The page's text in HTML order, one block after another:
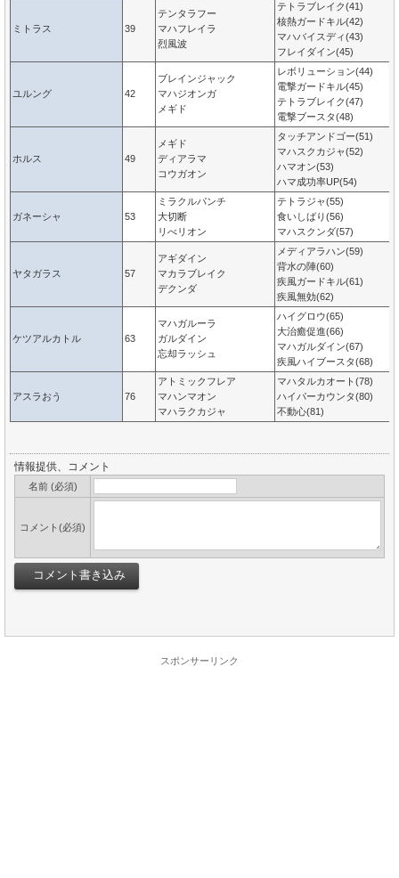
ミトラス 39
テンタラフー
マハフレイラ
烈風波
テトラブレイク(41)
核熱ガードキル(42)
マハバイスディ(43)
フレイダイン(45)
ユルング 42
ブレインジャック
マハジオンガ
メギド
レボリューション(44)
電撃ガードキル(45)
テトラブレイク(47)
電撃ブースタ(48)
ホルス 49
メギド
ディアラマ
コウガオン
タッチアンドゴー(51)
マハスクカジャ(52)
ハマオン(53)
ハマ成功率UP(54)
ガネーシャ 53
ミラクルパンチ
大切断
リべリオン
テトラジャ(55)
食いしばり(56)
マハスクンダ(57)
ヤタガラス 57
アギダイン
マカラブレイク
デクンダ
メディアラハン(59)
背水の陣(60)
疾風ガードキル(61)
疾風無効(62)
ケツアルカトル 63
マハガルーラ
ガルダイン
忘却ラッシュ
ハイグロウ(65)
大治癒促進(66)
マハガルダイン(67)
疾風ハイブースタ(68)
アスラおう 76
アトミックフレア
マハンマオン
マハラクカジャ
マハタルカオート(78)
ハイパーカウンタ(80)
不動心(81)
情報提供、コメント
名前 (必須)
コメント(必須)
スポンサーリンク